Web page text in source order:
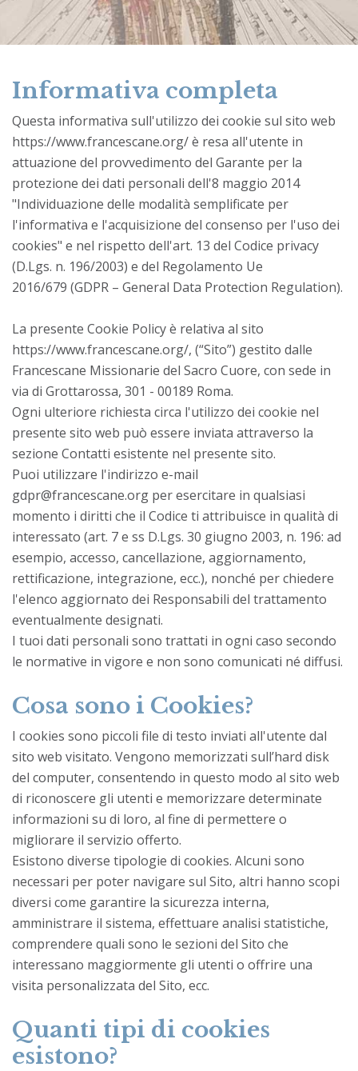
Informativa completa
Questa informativa sull'utilizzo dei cookie sul sito web
https://www.francescane.org/è resa all'utente in
attuazione del provvedimento del Garante per la
protezione dei dati personali dell'8 maggio 2014
"Individuazione delle modalità semplificate per
l'informativa e l'acquisizione del consenso per l'uso dei
cookies" e nel rispetto dell'art. 13 del Codice privacy
(D.Lgs. n. 196/2003) e del Regolamento Ue
2016/679 (GDPR – General Data Protection Regulation).
La presente Cookie Policy è relativa al sito
https://www.francescane.org/, (“Sito”) gestito dalle
Francescane Missionarie del Sacro Cuore, con sede in
via di Grottarossa, 301 - 00189 Roma.
Ogni ulteriore richiesta circa l'utilizzo dei cookie nel
presente sito web può essere inviata attraverso la
sezione Contatti esistente nel presente sito.
Puoi utilizzare l'indirizzo e-mail
gdpr@francescane.org per esercitare in qualsiasi
momento i diritti che il Codice ti attribuisce in qualità di
interessato (art. 7 e ss D.Lgs. 30 giugno 2003, n. 196: ad
esempio, accesso, cancellazione, aggiornamento,
rettificazione, integrazione, ecc.), nonché per chiedere
l'elenco aggiornato dei Responsabili del trattamento
eventualmente designati.
I tuoi dati personali sono trattati in ogni caso secondo
le normative in vigore e non sono comunicati né diffusi.
Cosa sono i Cookies?
I cookies sono piccoli file di testo inviati all'utente dal
sito web visitato. Vengono memorizzati sull’hard disk
del computer, consentendo in questo modo al sito web
di riconoscere gli utenti e memorizzare determinate
informazioni su di loro, al fine di permettere o
migliorare il servizio offerto.
Esistono diverse tipologie di cookies. Alcuni sono
necessari per poter navigare sul Sito, altri hanno scopi
diversi come garantire la sicurezza interna,
amministrare il sistema, effettuare analisi statistiche,
comprendere quali sono le sezioni del Sito che
interessano maggiormente gli utenti o offrire una
visita personalizzata del Sito, ecc.
Quanti tipi di cookies
esistono?